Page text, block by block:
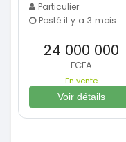
Particulier
Posté il y a 3 mois
24 000 000
FCFA
En vente
Voir détails